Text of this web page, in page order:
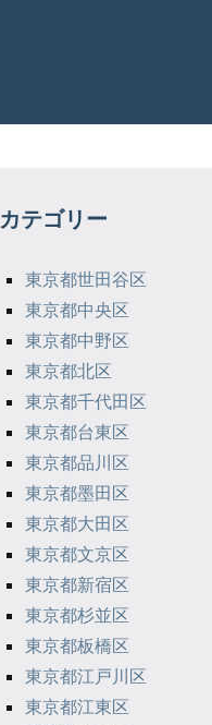
カテゴリー
東京都世田谷区
東京都中央区
東京都中野区
東京都北区
東京都千代田区
東京都台東区
東京都品川区
東京都墨田区
東京都大田区
東京都文京区
東京都新宿区
東京都杉並区
東京都板橋区
東京都江戸川区
東京都江東区